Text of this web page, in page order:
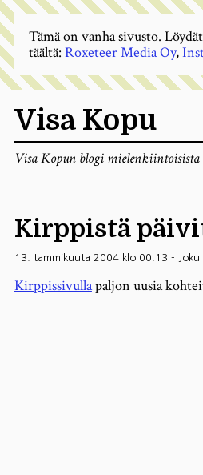
Visa Kopu
Visa Kopun blogi mielenkiintoisista
Kirppistä
13. tammikuuta 2004 klo 00.13 -
Kirppissivullapaljon uusia
Tämä on vanha sivusto.
täältä: Roxeteer Media Oy,